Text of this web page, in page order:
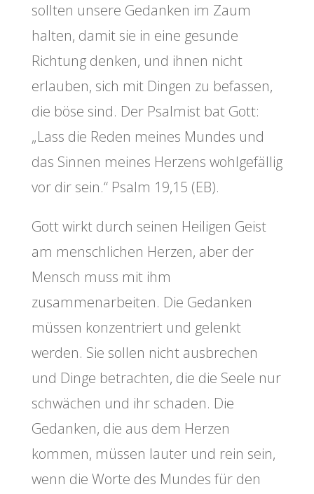
sollten unsere Gedanken im Zaum
halten, damit sie in eine gesunde
Richtung denken, und ihnen nicht
erlauben, sich mit Dingen zu befassen,
die böse sind. Der Psalmist bat Gott:
„Lass die Reden meines Mundes und
das Sinnen meines Herzens wohlgefällig
vor dir sein.“ Psalm 19,15 (EB).
Gott wirkt durch seinen Heiligen Geist
am menschlichen Herzen, aber der
Mensch muss mit ihm
zusammenarbeiten. Die Gedanken
müssen konzentriert und gelenkt
werden. Sie sollen nicht ausbrechen
und Dinge betrachten, die die Seele nur
schwächen und ihr schaden. Die
Gedanken, die aus dem Herzen
kommen, müssen lauter und rein sein,
wenn die Worte des Mundes für den